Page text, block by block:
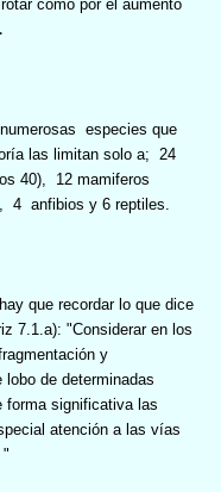
como por el aumento
.
especies que
las limitan solo a;
24
40),
12 mamiferos
4 anfibios y 6 reptiles.
que recordar lo que dice
7.1.a): "Considerar en los
y
de determinadas
forma significativa las
atención a las vías
"